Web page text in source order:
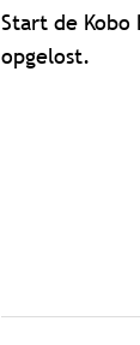
Start de
opgelost.